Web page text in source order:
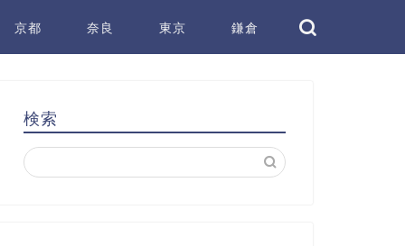
京都 奈良 東京 鎌倉
検索